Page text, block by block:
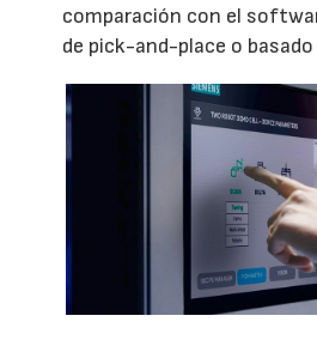
comparación con el
de pick-and-place o basado